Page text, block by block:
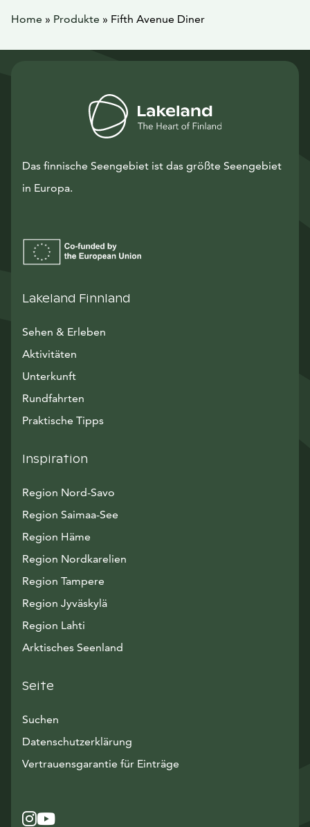
Home » Produkte » Fifth Avenue Diner
Das finnische Seengebiet ist das größte Seengebiet
in Europa.
Lakeland Finnland
Sehen & Erleben
Aktivitäten
Unterkunft
Rundfahrten
Praktische Tipps
Inspiration
Region Nord-Savo
Region Saimaa-See
Region Häme
Region Nordkarelien
Region Tampere
Region Jyväskylä
Region Lahti
Arktisches Seenland
Seite
Suchen
Datenschutzerklärung
Vertrauensgarantie für Einträge
Instagram
Avautuu uuteen ikkunaan
YouTube
Avautuu uuteen ikkunaan